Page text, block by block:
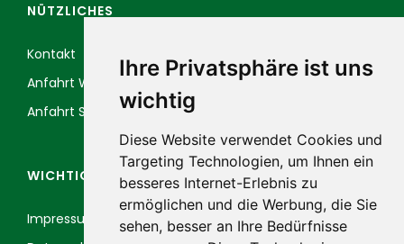
Ihre Privatsphäre ist uns
wichtig
Diese Website verwendet Cookies und
Targeting Technologien, um Ihnen ein
besseres Internet-Erlebnis zu
ermöglichen und die Werbung, die Sie
sehen, besser an Ihre Bedürfnisse
NÜTZLICHES
Kontakt
Anfahrt Wörleschwang
Anfahrt Stadtmarkt Augsburg
WICHTIGE LINKS
Impressum